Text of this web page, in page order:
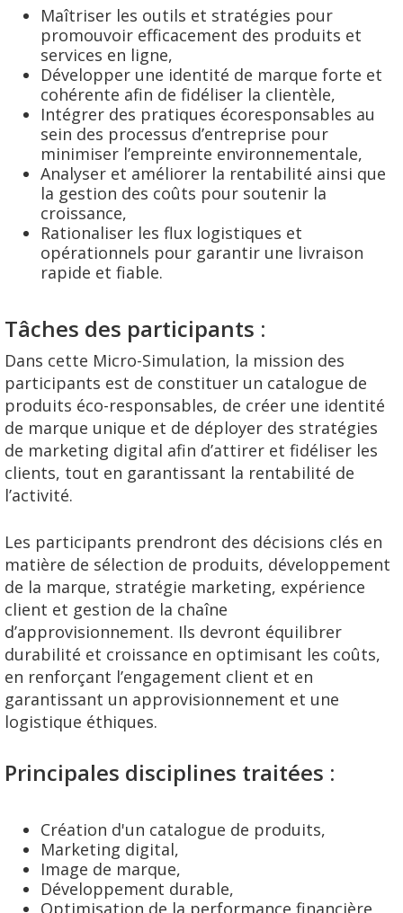
Maîtriser les outils et stratégies pour
promouvoir efficacement des produits et
services en ligne,
Développer une identité de marque forte et
cohérente afin de fidéliser la clientèle,
Intégrer des pratiques écoresponsables au
sein des processus d’entreprise pour
minimiser l’empreinte environnementale,
Analyser et améliorer la rentabilité ainsi que
la gestion des coûts pour soutenir la
croissance,
Rationaliser les flux logistiques et
opérationnels pour garantir une livraison
rapide et fiable.
Tâches des participants :
Dans cette Micro-Simulation, la mission des
participants est de constituer un catalogue de
produits éco-responsables, de créer une identité
de marque unique et de déployer des stratégies
de marketing digital afin d’attirer et fidéliser les
clients, tout en garantissant la rentabilité de
l’activité.
Les participants prendront des décisions clés en
matière de sélection de produits, développement
de la marque, stratégie marketing, expérience
client et gestion de la chaîne
d’approvisionnement. Ils devront équilibrer
durabilité et croissance en optimisant les coûts,
en renforçant l’engagement client et en
garantissant un approvisionnement et une
logistique éthiques.
Principales disciplines traitées :
Création d'un catalogue de produits,
Marketing digital,
Image de marque,
Développement durable,
Optimisation de la performance financière,